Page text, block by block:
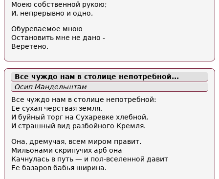
Моею собственной рукою;
И, непрерывно и одно,
Обуреваемое мною
Остановить мне не дано -
Веретено.
Все чуждо нам в столице непотребной...
Осип Мандельштам
Все чуждо нам в столице непотребной:
Ее сухая черствая земля,
И буйный торг на Сухаревке хлебной,
И страшный вид разбойного Кремля.
Она, дремучая, всем миром правит.
Мильонами скрипучих арб она
Качнулась в путь — и пол-вселенной давит
Ее базаров бабья ширина.